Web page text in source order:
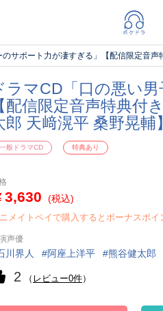
サポート力が凄すぎる」【配信限定音
ラマCD「口の悪い
配信限定音声特典付
郎 天﨑滉平 桑野晃輔】
一般ドラマCD 特典あり
3,630 (税込)
メイトペイで購入するとボーナスポイ
声優
川界人 阿座上洋平 熊谷健太郎
2 （ レビュー0件）